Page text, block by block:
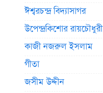
ঈশ্বরচন্দ্র বিদ্যাসাগর
উপেন্দ্রকিশোর রায়চৌধুরী
কাজী নজরুল ইসলাম
গীতা
জসীম উদ্দীন